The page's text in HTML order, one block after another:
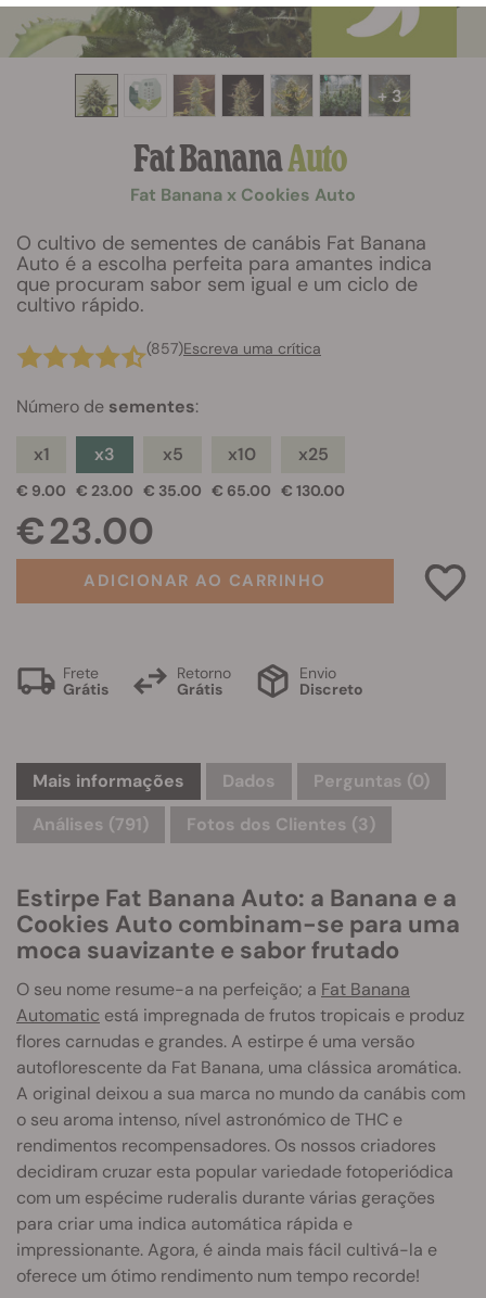
+ 3
Fat BananaAuto
Fat Banana x Cookies Auto
O cultivo de sementes de canábis Fat Banana
Auto é a escolha perfeita para amantes indica
que procuram sabor sem igual e um ciclo de
cultivo rápido.
(857)Escreva uma crítica
Número de sementes:
x1
€ 9.00
x3
€ 23.00
x5
€ 35.00
x10
€ 65.00
x25
€ 130.00
€ 23.00
ADICIONAR AO CARRINHO
Frete
Grátis
Retorno
Grátis
Envio
Discreto
Mais informações Dados Perguntas (0)
Análises (791)
Fotos dos Clientes (3)
Estirpe Fat Banana Auto: a Banana e a
Cookies Auto combinam-se para uma
moca suavizante e sabor frutado
O seu nome resume-a na perfeição; a Fat Banana
Automatic está impregnada de frutos tropicais e produz
flores carnudas e grandes. A estirpe é uma versão
autoflorescente da Fat Banana, uma clássica aromática.
A original deixou a sua marca no mundo da canábis com
o seu aroma intenso, nível astronómico de THC e
rendimentos recompensadores. Os nossos criadores
decidiram cruzar esta popular variedade fotoperiódica
com um espécime ruderalis durante várias gerações
para criar uma indica automática rápida e
impressionante. Agora, é ainda mais fácil cultivá-la e
oferece um ótimo rendimento num tempo recorde!